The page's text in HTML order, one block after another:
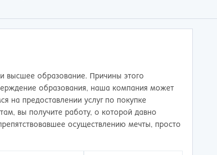
Смоленск
Сочи
Ставрополь
Стерлитамак
Сургут
высшее образование. Причины этого
образования, наша компания может
на предоставлении услуг по покупке
вы получите работу, о которой давно
осуществлению мечты, просто